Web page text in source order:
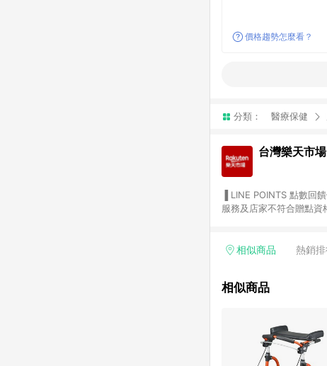
價格趨勢怎麼看？
分類： 醫療保健
台灣樂天市場
服務及店家不符合贈點
享有 LINE POINTS 回饋。 (3) 若購買之訂單（包含預購商品）未符合樂天市場 45 天內完成訂單出貨及結帳
會有時間差，如顯示之商品
點數回饋或點數回饋有
相似商品 熱銷
相似商品